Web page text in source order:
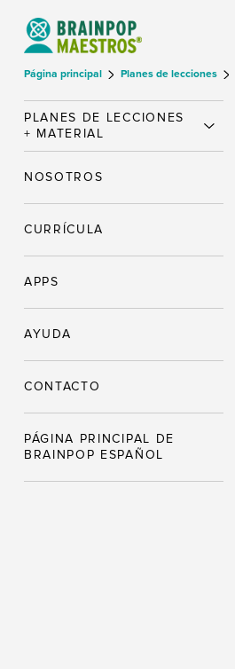
Página principal Planes de lecciones
PLANES DE LECCIONES
+ MATERIAL
NOSOTROS
CURRÍCULA
APPS
AYUDA
CONTACTO
PÁGINA PRINCIPAL DE
BRAINPOP ESPAÑOL